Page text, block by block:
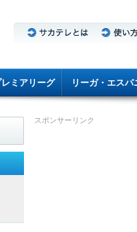
レミアリーグ リーガ・エスパ
スポンサーリンク